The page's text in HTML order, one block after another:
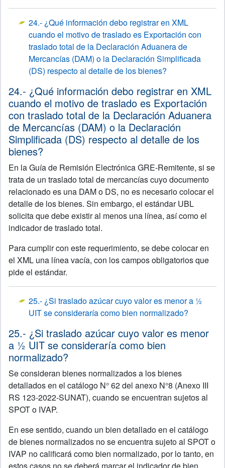
24.- ¿Qué información debo registrar en XML
cuando el motivo de traslado es Exportación con
traslado total de la Declaración Aduanera de
Mercancías (DAM) o la Declaración Simplificada
(DS) respecto al detalle de los bienes?
24.- ¿Qué información debo registrar en XML
cuando el motivo de traslado es Exportación
con traslado total de la Declaración Aduanera
de Mercancías (DAM) o la Declaración
Simplificada (DS) respecto al detalle de los
bienes?
En la Guía de Remisión Electrónica GRE-Remitente, si se
trata de un traslado total de mercancías cuyo documento
relacionado es una DAM o DS, no es necesario colocar el
detalle de los bienes. Sin embargo, el estándar UBL
solicita que debe existir al menos una línea, así como el
indicador de traslado total.
Para cumplir con este requerimiento, se debe colocar en
el XML una línea vacía, con los campos obligatorios que
pide el estándar.
25.- ¿Si traslado azúcar cuyo valor es menor a ½
UIT se consideraría como bien normalizado?
25.- ¿Si traslado azúcar cuyo valor es menor
a ½ UIT se consideraría como bien
normalizado?
Se consideran bienes normalizados a los bienes
detallados en el catálogo N° 62 del anexo N°8 (Anexo III
RS 123-2022-SUNAT), cuando se encuentran sujetos al
SPOT o IVAP.
En ese sentido, cuando un bien detallado en el catálogo
de bienes normalizados no se encuentra sujeto al SPOT o
IVAP no calificará como bien normalizado, por lo tanto, en
estos casos no se deberá marcar el indicador de bien